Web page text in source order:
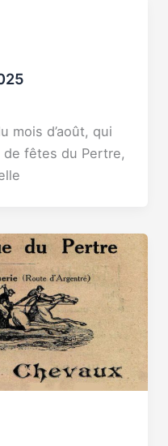
mois d’août, qui
de fêtes du Pertre,